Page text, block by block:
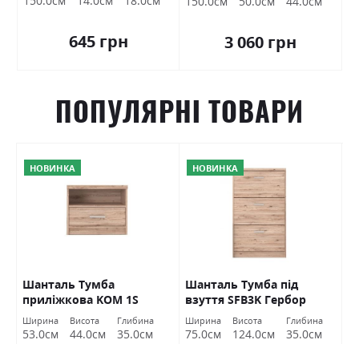
645 грн 3 060 грн
ПОПУЛЯРНІ ТОВАРИ
НОВИНКА
Шанталь Тумба
приліжкова KOM 1S
Гербор
Ширина
53.0см
Висота
44.0см
Глибина
35.0см
НОВИНКА
Шанталь Тумба під
взуття SFB3K Гербор
Ширина
75.0см
Висота
124.0см
Глибина
35.0см